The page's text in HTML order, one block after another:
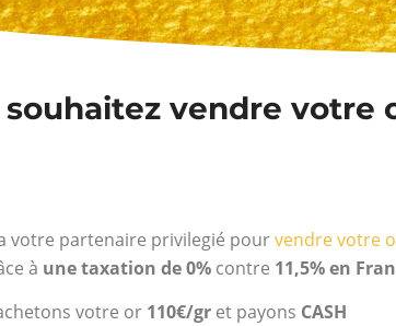
souhaitez vendre votre
votre partenaire privilegié pourvendre votre
à une taxation de 0% contre 11,5% en
votre or 110€/gr et payons CASH